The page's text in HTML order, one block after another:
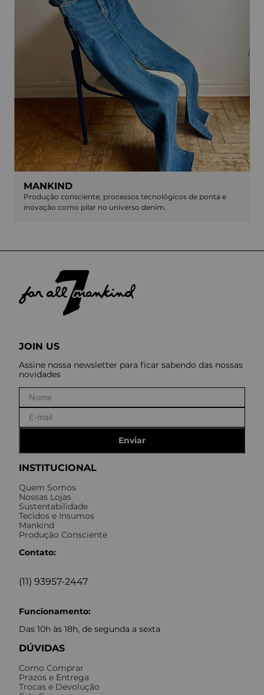
MANKIND
Produção consciente, processos tecnológicos de ponta e
inovação como pilar no universo denim.
INSTITUCIONAL
Quem Somos
Nossas Lojas
Sustentabilidade
Tecidos e Insumos
Mankind
Produção Consciente
Contato:
(11) 93957-2447
Funcionamento:
Das 10h às 18h, de segunda a sexta
DÚVIDAS
Como Comprar
Prazos e Entrega
Trocas e Devolução
JOIN US
Assine nossa newsletter para ficar sabendo das nossas
novidades
Enviar